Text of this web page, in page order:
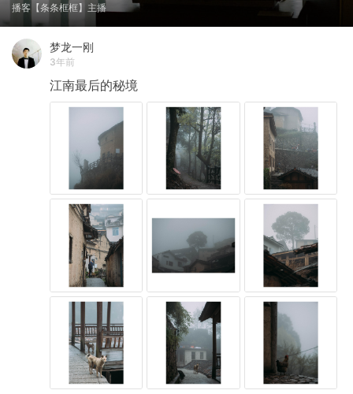
播客【条条框框】主播
梦龙一刚
3年前
江南最后的秘境